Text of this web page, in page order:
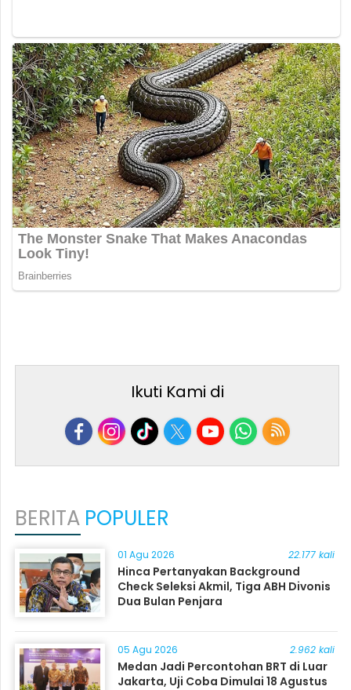
Ikuti Kami di
BERITA POPULER
01 Agu 2026 22.177 kali
Hinca Pertanyakan Background
Check Seleksi Akmil, Tiga ABH Divonis
Dua Bulan Penjara
05 Agu 2026 2.962 kali
Medan Jadi Percontohan BRT di Luar
Jakarta, Uji Coba Dimulai 18 Agustus